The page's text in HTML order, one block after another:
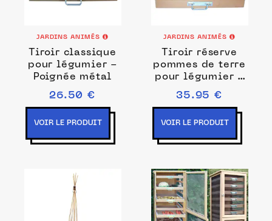
JARDINS ANIMÉS
Tiroir classique
pour légumier -
Poignée métal
26.50 €
VOIR LE PRODUIT
JARDINS ANIMÉS
Tiroir réserve
pommes de terre
pour légumier -
Poignée métal
35.95 €
VOIR LE PRODUIT